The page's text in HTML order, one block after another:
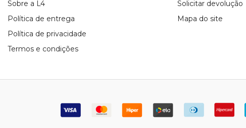
Sobre a L4
Política de entrega
Política de privacidade
Termos e condições
Solicitar devolução
Mapa do site